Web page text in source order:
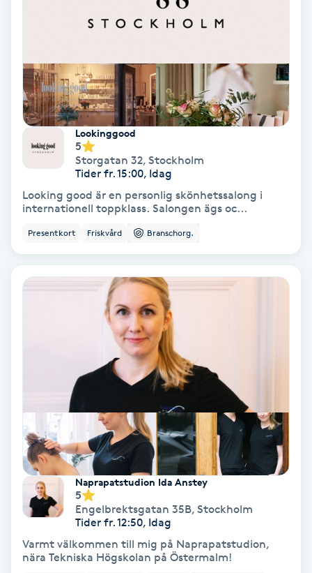
Gel naglar
Gelenaglar
Gellack
Gellack med förstärkning
Gua Sha-massage
Hatha Yoga
Headspa
Healing
Herrklippning
Lookinggood
5
Storgatan 32, Stockholm
Tider fr. 15:00, Idag
Looking good är en personlig skönhetssalong i
internationell toppklass. Salongen ägs oc...
Presentkort Friskvård Branschorg.
Naprapatstudion Ida Anstey
5
Engelbrektsgatan 35B, Stockholm
Tider fr. 12:50, Idag
Varmt välkommen till mig på Naprapatstudion,
nära Tekniska Högskolan på Östermalm!